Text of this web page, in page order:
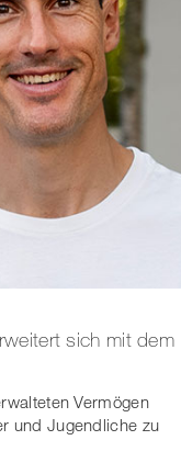
sich mit dem
Vermögen
und Jugendliche zu